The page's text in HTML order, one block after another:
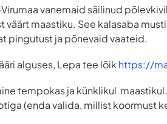
vanemaid säilinud
väärt maastiku. See kalasaba
pingutust ja põnevaid vaateid.
alguses, Lepa tee lõik https://
tempokas ja künklikul
(enda valida, millist koormust